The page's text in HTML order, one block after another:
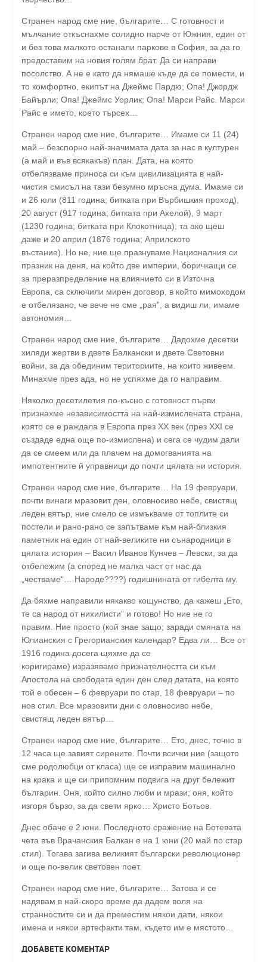
Странен народ сме ние, българите… С готовност и
мълчание откъснахме солидно парче от Южния, един от
и без това малкото останали паркове в София, за да го
предоставим на новия голям брат. Да си направи
посолство. А не е като да нямаше къде да се помести, и
то комфортно, екипът на Джеймс Пардю; Опа! Джордж
Байърли; Опа! Джеймс Уорлик; Опа! Марси Райс. Марси
Райс е името, което търсех…
Странен народ сме ние, българите… Имаме си 11 (24)
май – безспорно най-значимата дата за нас в културен
(а май и във всякакъв) план. Дата, на която
отбелязваме приноса си към цивилизацията в най-
чистия смисъл на тази безумно мръсна дума. Имаме си
и 26 юли (811 година; битката при Върбишкия проход),
20 август (917 година; битката при Ахелой), 9 март
(1230 година; битката при Клокотница), та ако щеш
даже и 20 април (1876 година; Априлското
въстание). Но не, ние ще празнуваме Националния си
празник на деня, на който две империи, боричкащи се
за преразпределение на влиянието си в Източна
Европа, са сключили мирен договор, в който мимоходом
е отбелязано, че вече не сме „рая”, а видиш ли, имаме
автономия…
Странен народ сме ние, българите… Дадохме десетки
хиляди жертви в двете Балкански и двете Световни
войни, за да обединим териториите, на които живеем.
Минахме през ада, но не успяхме да го направим.
Няколко десетилетия по-късно с готовност първи
признахме независимостта на най-измислената страна,
която се е раждала в Европа през ХХ век (през XXI се
създаде една още по-измислена) и сега се чудим дали
да се смеем или да плачем на домогванията на
импотентните й управници до почти цялата ни история.
Странен народ сме ние, българите… На 19 февруари,
почти винаги мразовит ден, оловносиво небе, свистящ
леден вятър, ние смело се измъкваме от топлите си
постели и рано-рано се запътваме към най-близкия
паметник на един от най-великите ни сънародници в
цялата история – Васил Иванов Кунчев – Левски, за да
отбележим (а според не малка част от нас да
„честваме“… Народе????) годишнината от гибелта му.
Да бяхме направили някакво кощунство, да кажеш „Ето,
те са народ от нихилисти” и готово! Но ние не го
правим. Ние просто (кой знае защо; заради смяната на
Юлианския с Грегорианския календар? Едва ли… Все от
1916 година досега щяхме да се
коригираме) изразяваме признателността си към
Апостола на свободата един ден след датата, на която
той е обесен – 6 февруари по стар, 18 февруари – по
нов стил. Все мразовити дни с оловносиво небе,
свистящ леден вятър…
Странен народ сме ние, българите… Ето, днес, точно в
12 часа ще завият сирените. Почти всички ние (защото
сме родолюбци от класа) ще се изправим машинално
на крака и ще си припомним подвига на друг бележит
българин. Оня, който силно люби и мрази; оня, който
изгоря бързо, за да свети ярко… Христо Ботьов.
Днес обаче е 2 юни. Последното сражение на Ботевата
чета във Врачанския Балкан е на 1 юни (20 май по стар
стил). Тогава загива великият български революционер
и още по-велик световен поет.
Странен народ сме ние, българите… Затова и се
надявам в най-скоро време да дадем воля на
странностите си и да преместим някои дати, някои
имена и някои артефакти там, където им е мястото…
ДОБАВЕТЕ КОМЕНТАР